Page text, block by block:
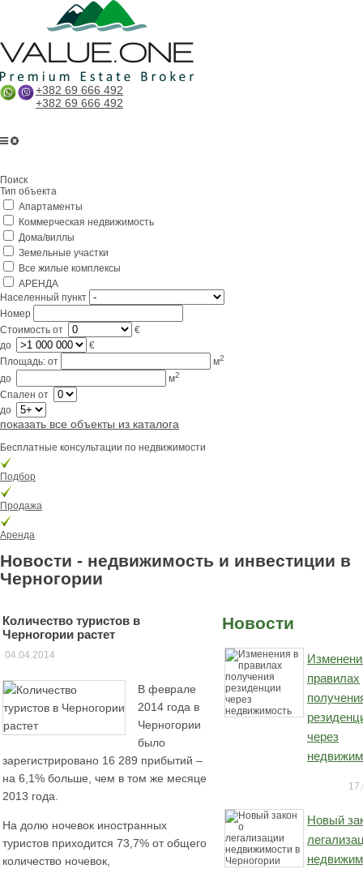
+382 69 666 492
+382 69 666 492
Lifestyle
Контакты
Поиск
Тип объекта
Апартаменты
Коммерческая недвижимость
Дома/виллы
Земельные участки
Все жилые комплексы
АРЕНДА
Населенный пункт
Номер
Стоимость от
€
до
€
Площадь: от м2
до м2
Спален от
до
показать все объекты из каталога
Бесплатные консультации по недвижимости
Подбор
Продажа
Аренда
Новости - недвижимость и инвестиции в
Черногории
Количество туристов в
Черногории растет
04.04.2014
В феврале
2014 года в
Черногории
было
зарегистрировано 16 289 прибытий –
на 6,1% больше, чем в том же месяце
2013 года.
На долю ночевок иностранных
туристов приходится 73,7% от общего
количество ночевок,
Новости
правилах
через
Новый